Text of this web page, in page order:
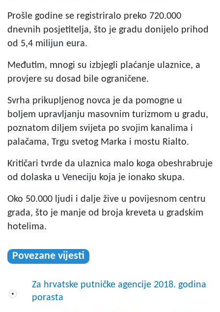
Prošle godine se registriralo preko 720.000
dnevnih posjetitelja, što je gradu donijelo prihod
od 5,4 milijun eura.
Međutim, mnogi su izbjegli plaćanje ulaznice, a
provjere su dosad bile ograničene.
Svrha prikupljenog novca je da pomogne u
boljem upravljanju masovnim turizmom u gradu,
poznatom diljem svijeta po svojim kanalima i
palačama, Trgu svetog Marka i mostu Rialto.
Kritičari tvrde da ulaznica malo koga obeshrabruje
od dolaska u Veneciju koja je ionako skupa.
Oko 50.000 ljudi i dalje žive u povijesnom centru
grada, što je manje od broja kreveta u gradskim
hotelima.
Povezane vijesti
Za hrvatske putničke agencije 2018. godina
porasta